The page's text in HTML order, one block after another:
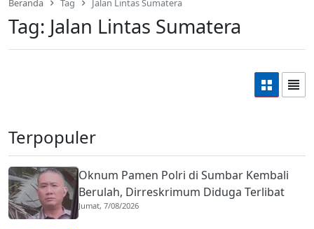
Beranda Tag Jalan Lintas Sumatera
Tag: Jalan Lintas Sumatera
Terpopuler
Oknum Pamen Polri di Sumbar Kembali
Berulah, Dirreskrimum Diduga Terlibat
Kekerasan dengan Seorang Sopir
Jumat, 7/08/2026